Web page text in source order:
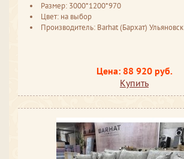
Размер: 3000*1200*970
Цвет: на выбор
Производитель: Barhat (Бархат) Ульяновск
Цена: 88 920 руб.
Купить